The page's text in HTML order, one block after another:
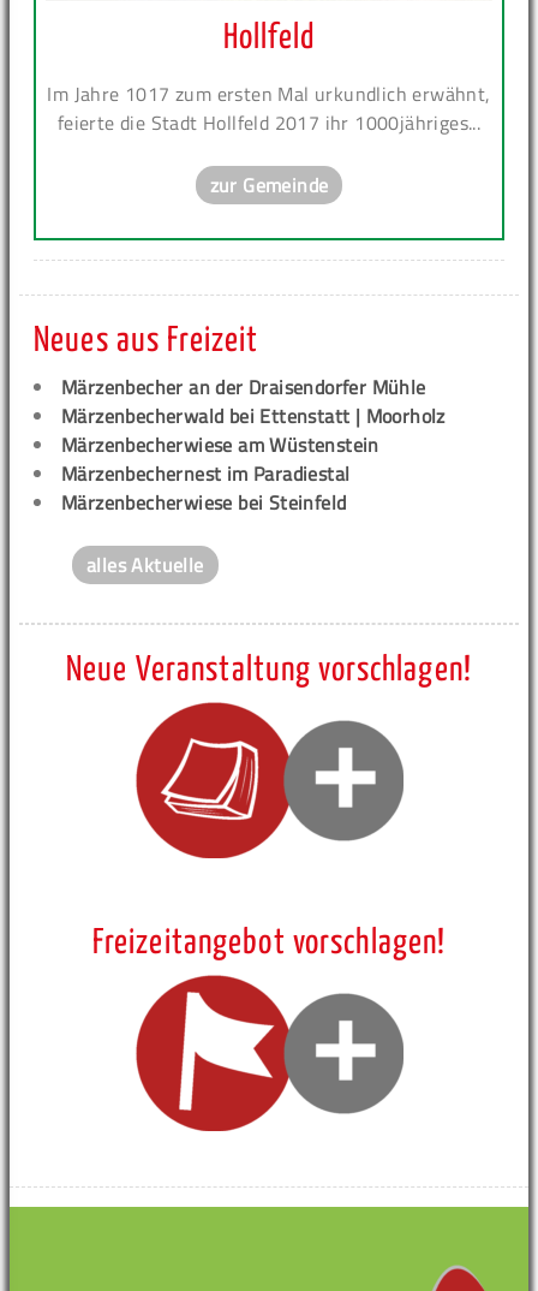
Hollfeld
Im Jahre 1017 zum ersten Mal urkundlich erwähnt,
feierte die Stadt Hollfeld 2017 ihr 1000jähriges...
zur Gemeinde
Neues aus Freizeit
Märzenbecher an der Draisendorfer Mühle
Märzenbecherwald bei Ettenstatt | Moorholz
Märzenbecherwiese am Wüstenstein
Märzenbechernest im Paradiestal
Märzenbecherwiese bei Steinfeld
alles Aktuelle
Neue Veranstaltung vorschlagen!
Freizeitangebot vorschlagen!